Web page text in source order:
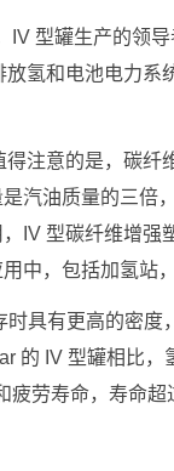
型罐生产的领
氢和电池电力系
注意的是，碳纤
汽油质量的三倍
IV 型碳纤维增强
中，包括加氢站
具有更高的密
的 IV 型罐相比，
劳寿命，寿命超